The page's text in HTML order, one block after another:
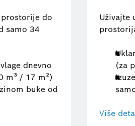
do
samo 34
dnevno
m³ / 17 m²)
buke od
Uživajte
(za
Više